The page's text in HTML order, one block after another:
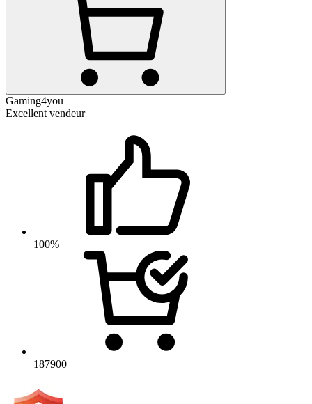
Gaming4you
Excellent vendeur
100%
187900